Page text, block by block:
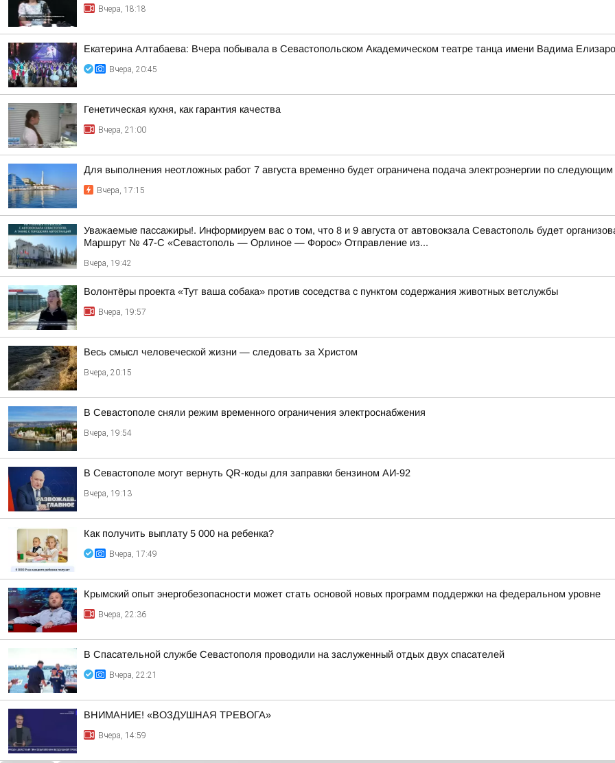
Вчера, 18:18
Екатерина Алтабаева: Вчера побывала в Севастопольском Академическом театре танца имени Вадима
Вчера, 20:45
Генетическая кухня, как гарантия качества
Вчера, 21:00
Для выполнения неотложных работ 7 августа временно будет ограничена подача электроэнергии по
Вчера, 17:15
Уважаемые пассажиры!. Информируем вас о том, что 8 и 9 августа от автовокзала Севастополь будет
Маршрут № 47-С «Севастополь — Орлиное — Форос» Отправление из...
Вчера, 19:42
Волонтёры проекта «Тут ваша собака» против соседства с пунктом содержания животных ветслужбы
Вчера, 19:57
Весь смысл человеческой жизни — следовать за Христом
Вчера, 20:15
В Севастополе сняли режим временного ограничения электроснабжения
Вчера, 19:54
В Севастополе могут вернуть QR-коды для заправки бензином АИ-92
Вчера, 19:13
Как получить выплату 5 000 на ребенка?
Вчера, 17:49
Крымский опыт энергобезопасности может стать основой новых программ поддержки на федеральном уровне
Вчера, 22:36
В Спасательной службе Севастополя проводили на заслуженный отдых двух спасателей
Вчера, 22:21
ВНИМАНИЕ! «ВОЗДУШНАЯ ТРЕВОГА»
Вчера, 14:59